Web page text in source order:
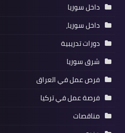
داخل سوريا
داخل سوريا،
دورات تدريبية
شرق سوريا
فرص عمل في العراق
فرصة عمل في تركيا
مناقصات